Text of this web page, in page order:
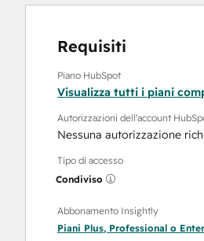
Requisiti
Piano HubSpot
Visualizza tutti i piani
Autorizzazioni dell'account
Nessuna autorizzazione
Tipo di accesso
Condiviso
Abbonamento Insightly
Piani Plus, Professional o